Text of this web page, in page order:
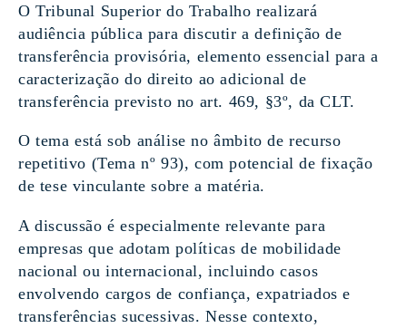
O Tribunal Superior do Trabalho realizará
audiência pública para discutir a definição de
transferência provisória, elemento essencial para a
caracterização do direito ao adicional de
transferência previsto no art. 469, §3º, da CLT.
O tema está sob análise no âmbito de recurso
repetitivo (Tema nº 93), com potencial de fixação
de tese vinculante sobre a matéria.
A discussão é especialmente relevante para
empresas que adotam políticas de mobilidade
nacional ou internacional, incluindo casos
envolvendo cargos de confiança, expatriados e
transferências sucessivas. Nesse contexto,